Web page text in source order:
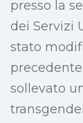
presso la
dei Servizi
stato
sollevato